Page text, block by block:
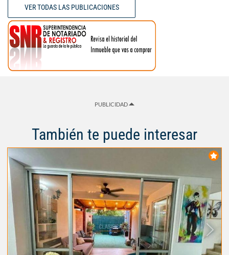
VER TODAS LAS PUBLICACIONES
PUBLICIDAD
También te puede interesar